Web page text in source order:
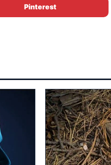
Pinterest